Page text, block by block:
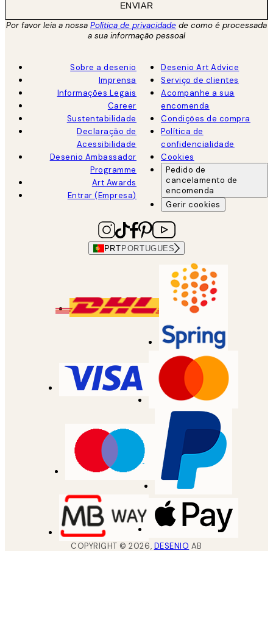
ENVIAR
Por favor leia a nossa Política de privacidade de como é processada
a sua informação pessoal
Sobre a desenio
Imprensa
Informações Legais
Career
Sustentabilidade
Declaração de
Acessibilidade
Desenio Ambassador
Programme
Art Awards
Entrar (Empresa)
Desenio Art Advice
Serviço de clientes
Acompanhe a sua
encomenda
Condições de compra
Política de
confidencialidade
Cookies
Pedido de
cancelamento de
encomenda
Gerir cookies
PRT PORTUGUES
COPYRIGHT ©2026, DESENIO AB